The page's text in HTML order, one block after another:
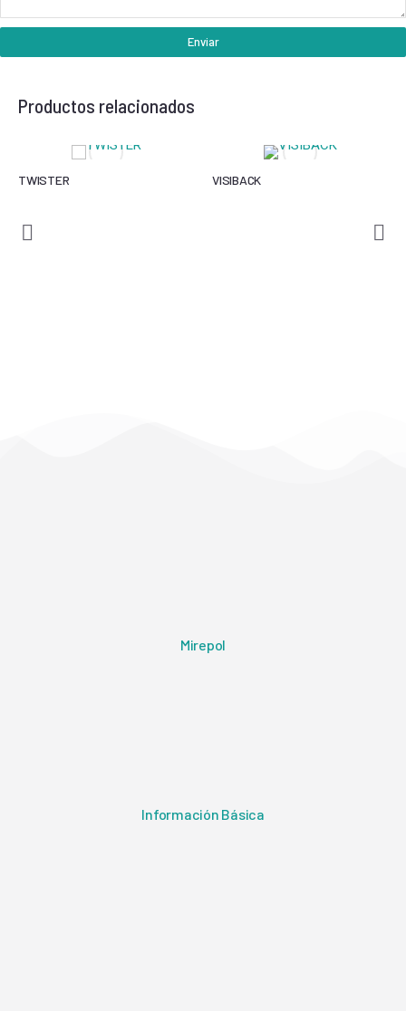
Enviar
Productos relacionados
TWISTER VISIBACK
Mirepol
Información Básica